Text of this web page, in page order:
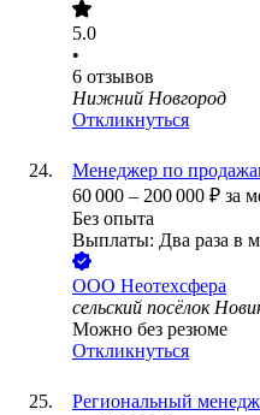
5.0
•
6 отзывов
Нижний Новгород
Откликнуться
Менеджер по
60 000 – 200 000 ₽ за
Без опыта
Выплаты: Два раза в
ООО Неотехсфера
сельский посёлок
Можно без резюме
Откликнуться
Региональный